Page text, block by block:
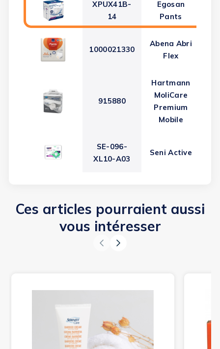
XPUX41B-
14
Egosan
Pants
1000021330
Abena Abri
Flex
915880
Hartmann
MoliCare
Premium
Mobile
SE-096-
XL10-A03
Seni Active
Ces articles pourraient aussi
vous intéresser